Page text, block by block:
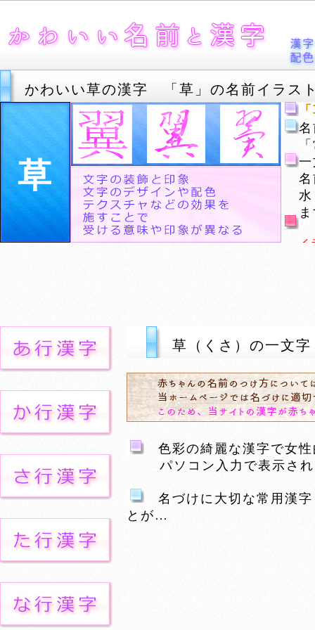
かわいい草の漢字 「草」の名前イラス
草
草（くさ）の一文
色彩の綺麗な漢字で女
パソコン入力で表示され
名づけに大切な常用漢字
とが…